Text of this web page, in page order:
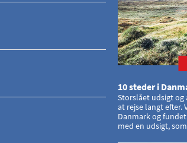
10 steder i
Storslået udsigt og
at rejse langt
Danmark og
med en udsigt,